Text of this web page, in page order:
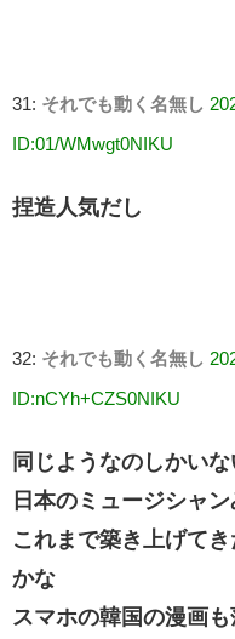
31: それでも動く名無し
ID:01/WMwgt0NIKU
捏造人気だし
32: それでも動く名無し
ID:nCYh+CZS0NIKU
同じようなのしかい
日本のミュージシャ
これまで築き上げて
かな
スマホの韓国の漫画